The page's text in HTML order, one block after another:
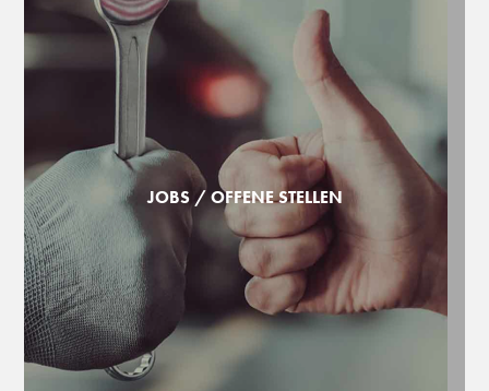
JOBS / OFFENE STELLEN